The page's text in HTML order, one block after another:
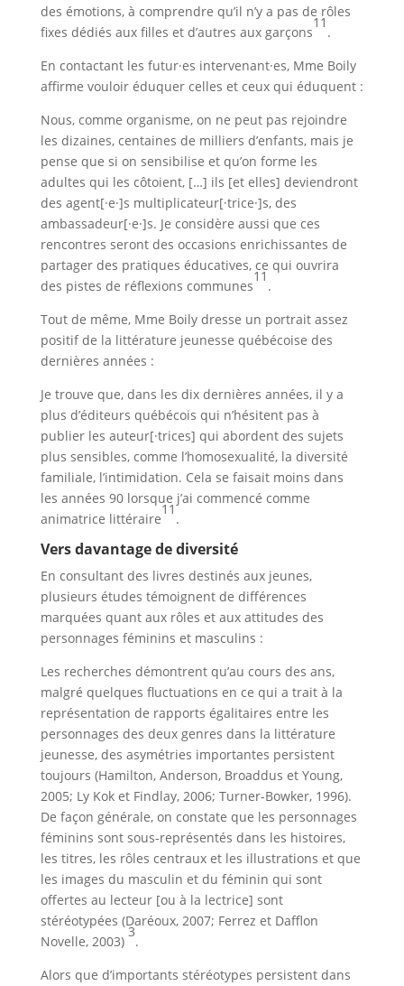
des émotions, à comprendre qu’il n’y a pas de rôles
fixes dédiés aux filles et d’autres aux garçons
11
.
En contactant les futur·es intervenant·es, Mme Boily
affirme vouloir éduquer celles et ceux qui éduquent :
Nous, comme organisme, on ne peut pas rejoindre
les dizaines, centaines de milliers d’enfants, mais je
pense que si on sensibilise et qu’on forme les
adultes qui les côtoient, […] ils [et elles] deviendront
des agent[·e·]s multiplicateur[·trice·]s, des
ambassadeur[·e·]s. Je considère aussi que ces
rencontres seront des occasions enrichissantes de
partager des pratiques éducatives, ce qui ouvrira
des pistes de réflexions communes
11
.
Tout de même, Mme Boily dresse un portrait assez
positif de la littérature jeunesse québécoise des
dernières années :
Je trouve que, dans les dix dernières années, il y a
plus d’éditeurs québécois qui n’hésitent pas à
publier les auteur[·trices] qui abordent des sujets
plus sensibles, comme l’homosexualité, la diversité
familiale, l’intimidation. Cela se faisait moins dans
les années 90 lorsque j’ai commencé comme
animatrice littéraire
11
.
Vers davantage de diversité
En consultant des livres destinés aux jeunes,
plusieurs études témoignent de différences
marquées quant aux rôles et aux attitudes des
personnages féminins et masculins :
Les recherches démontrent qu’au cours des ans,
malgré quelques fluctuations en ce qui a trait à la
représentation de rapports égalitaires entre les
personnages des deux genres dans la littérature
jeunesse, des asymétries importantes persistent
toujours (Hamilton, Anderson, Broaddus et Young,
2005; Ly Kok et Findlay, 2006; Turner-Bowker, 1996).
De façon générale, on constate que les personnages
féminins sont sous-représentés dans les histoires,
les titres, les rôles centraux et les illustrations et que
les images du masculin et du féminin qui sont
offertes au lecteur [ou à la lectrice] sont
stéréotypées (Daréoux, 2007; Ferrez et Dafflon
Novelle, 2003)
3
.
Alors que d’importants stéréotypes persistent dans